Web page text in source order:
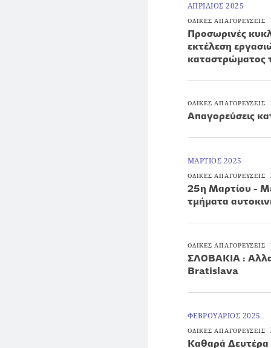
ΑΠΡΙΛΙΟΣ 2025
ΟΔΙΚΕΣ ΑΠΑΓΟΡΕΥΣΕΙΣ
Προσωρινές
εκτέλεση
καταστρώματος
ΟΔΙΚΕΣ ΑΠΑΓΟΡΕΥΣΕΙΣ
Απαγορεύσεις
ΜΑΡΤΙΟΣ 2025
ΟΔΙΚΕΣ ΑΠΑΓΟΡΕΥΣΕΙΣ
25η Μαρτίου -
τμήματα
ΟΔΙΚΕΣ ΑΠΑΓΟΡΕΥΣΕΙΣ
ΣΛΟΒΑΚΙΑ :
Bratislava
ΦΕΒΡΟΥΑΡΙΟΣ 2025
ΟΔΙΚΕΣ ΑΠΑΓΟΡΕΥΣΕΙΣ
Καθαρά